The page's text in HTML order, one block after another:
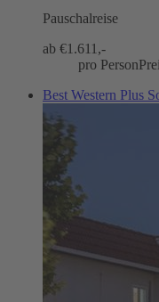
Pauschalreise
ab €1.611,-
pro Person
Best Western Plus